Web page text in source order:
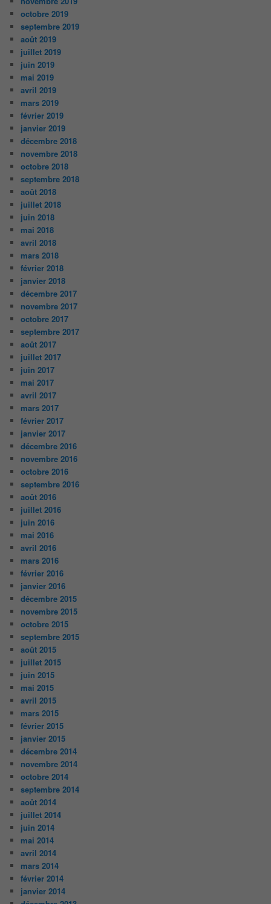
octobre 2019
septembre 2019
août 2019
juillet 2019
juin 2019
mai 2019
avril 2019
mars 2019
février 2019
janvier 2019
décembre 2018
novembre 2018
octobre 2018
septembre 2018
août 2018
juillet 2018
juin 2018
mai 2018
avril 2018
mars 2018
février 2018
janvier 2018
décembre 2017
novembre 2017
octobre 2017
septembre 2017
août 2017
juillet 2017
juin 2017
mai 2017
avril 2017
mars 2017
février 2017
janvier 2017
décembre 2016
novembre 2016
octobre 2016
septembre 2016
août 2016
juillet 2016
juin 2016
mai 2016
avril 2016
mars 2016
février 2016
janvier 2016
décembre 2015
novembre 2015
octobre 2015
septembre 2015
août 2015
juillet 2015
juin 2015
mai 2015
avril 2015
mars 2015
février 2015
janvier 2015
décembre 2014
novembre 2014
octobre 2014
septembre 2014
août 2014
juillet 2014
juin 2014
mai 2014
avril 2014
mars 2014
février 2014
janvier 2014